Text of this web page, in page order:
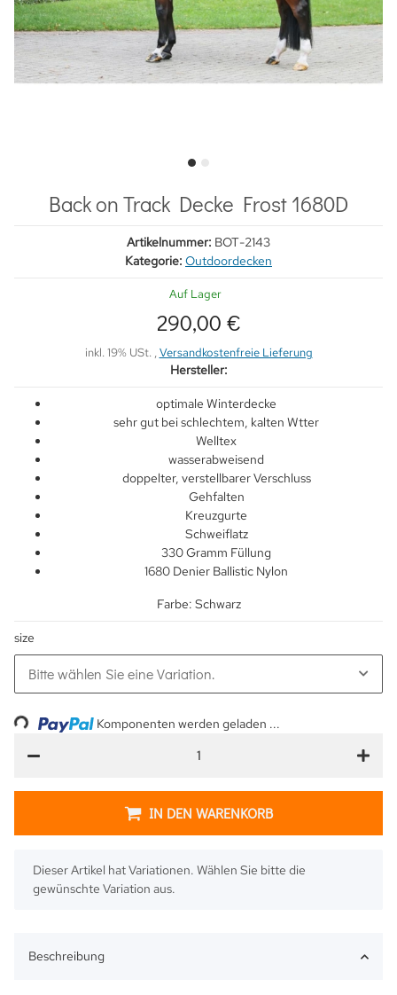
Back on Track Decke Frost 1680D
Artikelnummer: BOT-2143
Kategorie: Outdoordecken
Auf Lager
290,00 €
inkl. 19% USt. ,Versandkostenfreie Lieferung
Hersteller:
optimale Winterdecke
sehr gut bei schlechtem, kalten Wtter
Welltex
wasserabweisend
doppelter, verstellbarer Verschluss
Gehfalten
Kreuzgurte
Schweiflatz
330 Gramm Füllung
1680 Denier Ballistic Nylon
Farbe: Schwarz
size
Bitte wählen Sie eine Variation.
IN DEN WARENKORB
Loading... Komponenten werden geladen ...
x
Dieser Artikel hat Variationen. Wählen Sie bitte die
gewünschte Variation aus.
Beschreibung